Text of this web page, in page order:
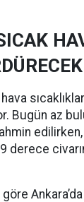
Bugün az
derece